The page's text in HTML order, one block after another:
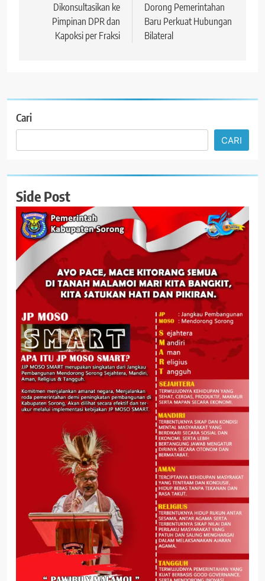
Dikonsultasikan ke
Pimpinan DPR dan
Kapoksi per Fraksi
Dorong Pemerintahan
Baru Perkuat Hubungan
Bilateral
Cari
CARI
Side Post